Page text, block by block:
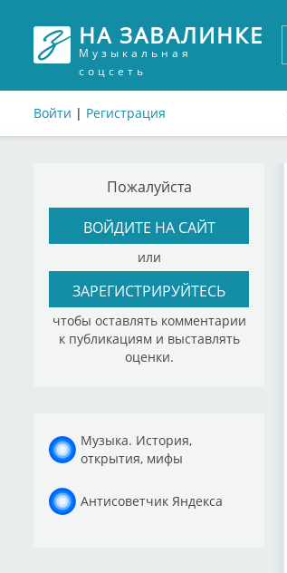
НА ЗАВАЛИНКЕ
Музыкальная
соцсеть
Войти | Регистрация
Пожалуйста
ВОЙДИТЕ НА САЙТ
или
ЗАРЕГИСТРИРУЙТЕСЬ
чтобы оставлять комментарии
к публикациям и выставлять
оценки.
Музыка. История,
открытия, мифы
Антисоветчик Яндекса